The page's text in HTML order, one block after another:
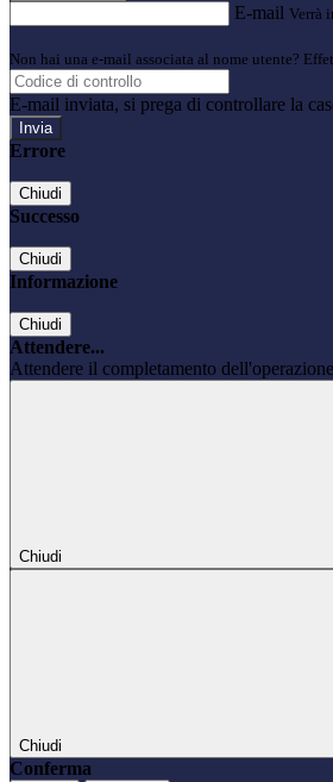
E-mail Verrà
Non hai una e-mail associata al nome utente?
E-mail inviata, si prega di controllare la
Errore
Chiudi
Successo
Chiudi
Informazione
Chiudi
Attendere...
Attendere il completamento
Chiudi
Chiudi
Conferma